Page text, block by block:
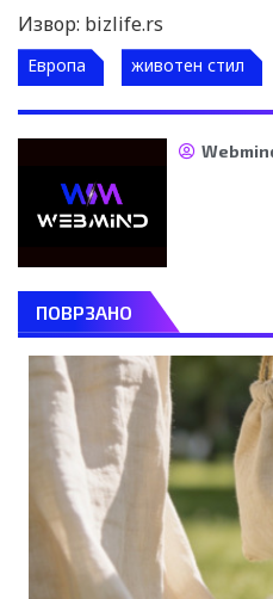
Извор: bizlife.rs
Европа животен стил
ПОВРЗАНО